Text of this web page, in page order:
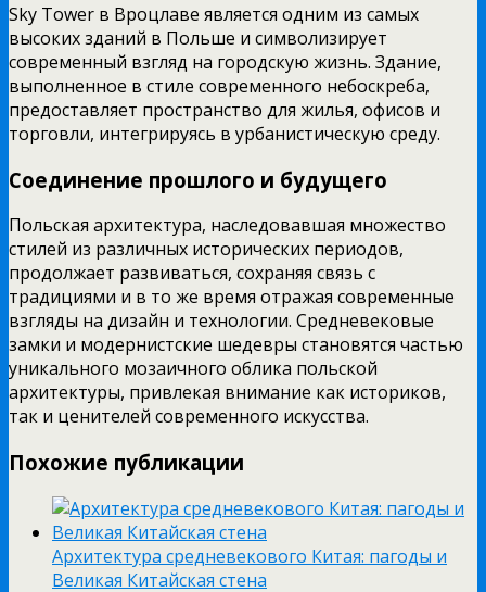
Sky Tower в Вроцлаве является одним из самых
высоких зданий в Польше и символизирует
современный взгляд на городскую жизнь. Здание,
выполненное в стиле современного небоскреба,
предоставляет пространство для жилья, офисов и
торговли, интегрируясь в урбанистическую среду.
Соединение прошлого и будущего
Польская архитектура, наследовавшая множество
стилей из различных исторических периодов,
продолжает развиваться, сохраняя связь с
традициями и в то же время отражая современные
взгляды на дизайн и технологии. Средневековые
замки и модернистские шедевры становятся частью
уникального мозаичного облика польской
архитектуры, привлекая внимание как историков,
так и ценителей современного искусства.
Похожие публикации
Архитектура средневекового Китая: пагоды и
Великая Китайская стена